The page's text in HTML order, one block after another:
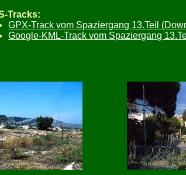
Tracks:
GPX-Track vom Spaziergang 13.Teil
Google-KML-Track vom Spaziergang